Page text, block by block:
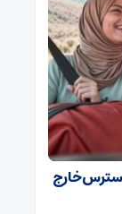
استرس خارج